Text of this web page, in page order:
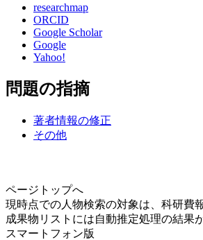
researchmap
ORCID
Google Scholar
Google
Yahoo!
問題の指摘
著者情報の修正
その他
ページトップへ
現時点での人物検索の対象は、科研費
成果物リストには自動推定処理の結果
スマートフォン版